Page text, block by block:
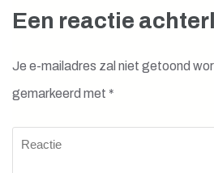
Een reactie
Je e-mailadres zal niet getoond
gemarkeerd met *
Reactie